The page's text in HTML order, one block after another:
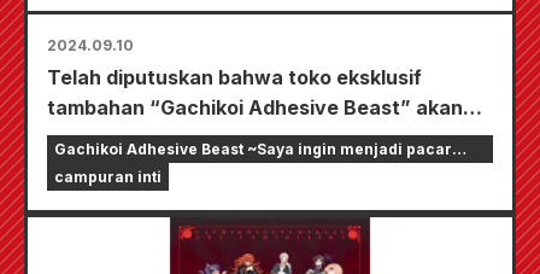
2024.09.10
Telah diputuskan bahwa toko eksklusif
tambahan “Gachikoi Adhesive Beast” akan
diadakan. Barang-barang yang menggunakan
ilustrasi asli oleh penulis Seira akan dijual di 4
toko Animate secara nasional
Gachikoi Adhesive Beast ~Saya ingin menjadi pacar
streamer online~
campuran inti